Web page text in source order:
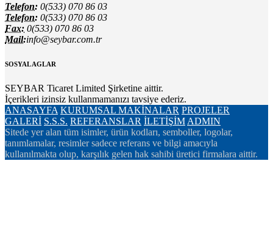
Telefon: 0(533) 070 86 03
Telefon: 0(533) 070 86 03
Fax: 0(533) 070 86 03
Mail:info@seybar.com.tr
SOSYAL AGLAR
SEYBAR Ticaret Limited Şirketine aittir.
İçerikleri izinsiz kullanmamanızı tavsiye ederiz.
ANASAYFA KURUMSAL MAKİNALAR PROJELER
GALERİ S.S.S. REFERANSLAR İLETİŞİM ADMIN
Sitede yer alan tüm isimler, ürün kodları, semboller, logolar,
tanımlamalar, resimler sadece referans ve bilgi amacıyla
kullanılmakta olup, karşılık gelen hak sahibi üretici firmalara aittir.